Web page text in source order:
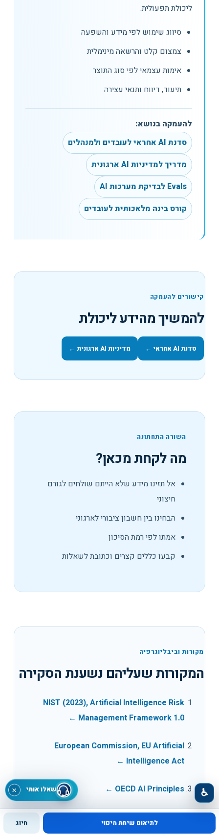
ליכולת תפעולית.
סיווג שימוש לפי מידע והשפעה
צמצום קלט והרשאה מינימלית
אימות עצמאי לפי סוג התוצר
תיעוד, דיווח ותנאי עצירה
להעמקה בנושא:
סדנת AI אחראי לעובדים ולמנהלים
מדריך למדיניות AI ארגונית
Evals לבדיקת מערכות AI
קורס בינה מלאכותית לעובדים
קישורים להעמקה
להמשיך מהידע ליכולת
סדנת AI אחראי ← מדיניות AI ארגונית ←
השורה התחתונה
מה לקחת מכאן?
אל תזינו מידע שלא הייתם שולחים לגורם
חיצוני
הבחינו בין חשבון ציבורי לארגוני
אמתו לפי רמת הסיכון
קבעו כללים קצרים וכתובת לשאלות
מקורות וביבליוגרפיה
המקורות שעליהם נשענת הסקירה
NIST (2023), Artificial Intelligence Risk
Management Framework 1.0
←
European Commission, EU Artificial
Intelligence Act
←
OECD AI Principles
←
UNESCO Recommendation on the Ethics of
Artificial Intelligence
←
לתיאום שיחת מיפוי חיוג
שאלו אותי × ♿